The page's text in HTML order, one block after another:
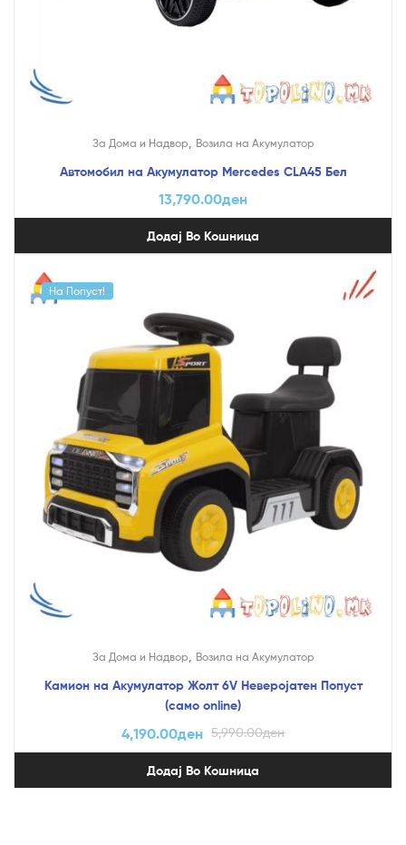
За Дома и Надвор Возила на Акумулатор
Автомобил на Акумулатор Mercedes CLA45 Бел
13,790.00ден
Додај Во Кошница
На Попуст!
За Дома и Надвор, Возила на Акумулатор
Камион на Акумулатор Жолт 6V Неверојатен Попуст
(само online)
5,990.00ден
4,190.00ден
Додај Во Кошница